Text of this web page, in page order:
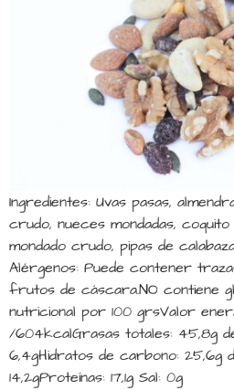
Ingredientes: Uvas pasas,
crudo, nueces mondadas, coquito
mondado crudo, pipas de
Alérgenos: Puede contener
frutos de cáscara.NO contiene
nutricional por 100 grsValor
/604kcalGrasas totales: 45,8g
6,4gHidratos de carbono: 25,6g
14,2gProteínas: 17,1g Sal: 0g